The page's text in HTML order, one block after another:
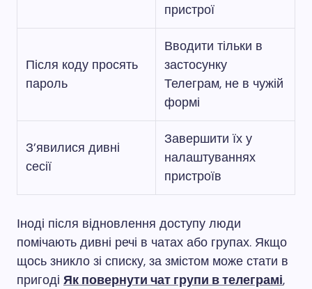
пристрої
Після коду просять
пароль
Вводити тільки в
застосунку
Телеграм, не в чужій
формі
З’явилися дивні
сесії
Завершити їх у
налаштуваннях
пристроїв
Іноді після відновлення доступу люди
помічають дивні речі в чатах або групах. Якщо
щось зникло зі списку, за змістом може стати в
пригоді Як повернути чат групи в телеграмі,